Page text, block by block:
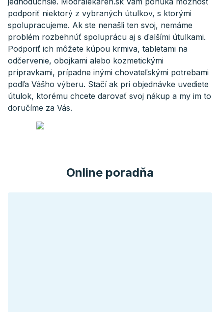
podporiť niektorý z vybraných útulkov, s ktorými
spolupracujeme. Ak ste nenašli ten svoj, nemáme
problém rozbehnúť spoluprácu aj s ďalšími útulkami.
Podporiť ich môžete kúpou krmiva, tabletami na
odčervenie, obojkami alebo kozmetickými
prípravkami, prípadne inými chovateľskými potrebami
podľa Vášho výberu. Stačí ak pri objednávke uvediete
útulok, ktorému chcete darovať svoj nákup a my im to
doručíme za Vás.
Online poradňa